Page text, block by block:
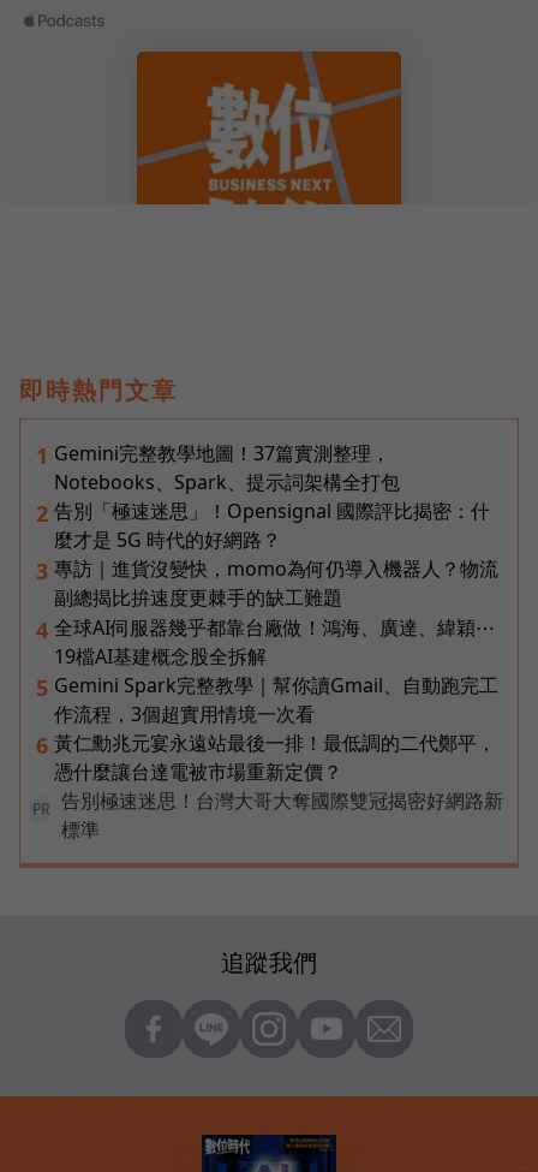
即時熱門文章
1 Gemini完整教學地圖！37篇實測整理，
Notebooks、Spark、提示詞架構全打包
2 告別「極速迷思」！Opensignal 國際評比揭密：什
麼才是 5G 時代的好網路？
3 專訪｜進貨沒變快，momo為何仍導入機器人？物流
副總揭比拚速度更棘手的缺工難題
4 全球AI伺服器幾乎都靠台廠做！鴻海、廣達、緯穎⋯
19檔AI基建概念股全拆解
5 Gemini Spark完整教學｜幫你讀Gmail、自動跑完工
作流程，3個超實用情境一次看
6 黃仁勳兆元宴永遠站最後一排！最低調的二代鄭平，
憑什麼讓台達電被市場重新定價？
PR
告別極速迷思！台灣大哥大奪國際雙冠揭密好網路新
標準
追蹤我們